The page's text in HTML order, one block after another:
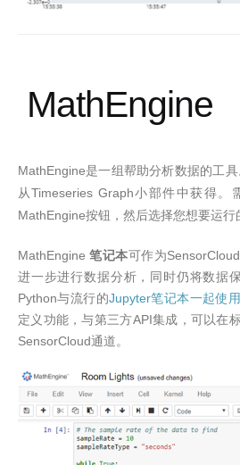
MathEngine
MathEngine是一组帮助分析数据的工具
从Timeseries Graph小部件中获得。
MathEngine按钮，然后选择您想要运行
MathEngine笔记本可作为SensorCloud
进一步进行数据分析，同时仍将数据
Python与流行的Jupyter笔记本一起使用
定义功能，与第三方API集成，可以在
SensorCloud通道。